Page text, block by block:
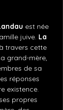
est née
juive. La
travers cette
grand-mère,
de sa
réponses
existence.
propres